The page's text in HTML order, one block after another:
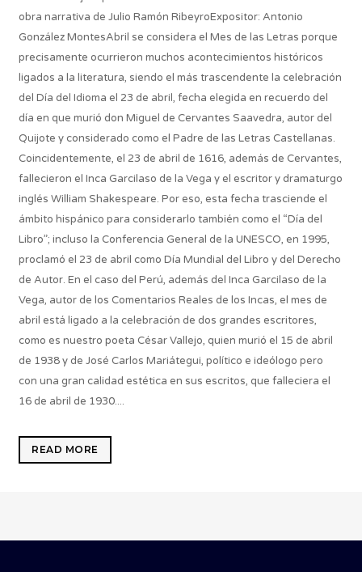
obra narrativa de Julio Ramón RibeyroExpositor: Antonio
González MontesAbril se considera el Mes de las Letras porque
precisamente ocurrieron muchos acontecimientos históricos
ligados a la literatura, siendo el más trascendente la celebración
del Día del Idioma el 23 de abril, fecha elegida en recuerdo del
día en que murió don Miguel de Cervantes Saavedra, autor del
Quijote y considerado como el Padre de las Letras Castellanas.
Coincidentemente, el 23 de abril de 1616, además de Cervantes,
fallecieron el Inca Garcilaso de la Vega y el escritor y dramaturgo
inglés William Shakespeare. Por eso, esta fecha trasciende el
ámbito hispánico para considerarlo también como el “Día del
Libro”; incluso la Conferencia General de la UNESCO, en 1995,
proclamó el 23 de abril como Día Mundial del Libro y del Derecho
de Autor. En el caso del Perú, además del Inca Garcilaso de la
Vega, autor de los Comentarios Reales de los Incas, el mes de
abril está ligado a la celebración de dos grandes escritores,
como es nuestro poeta César Vallejo, quien murió el 15 de abril
de 1938 y de José Carlos Mariátegui, político e ideólogo pero
con una gran calidad estética en sus escritos, que falleciera el
16 de abril de 1930....
READ MORE